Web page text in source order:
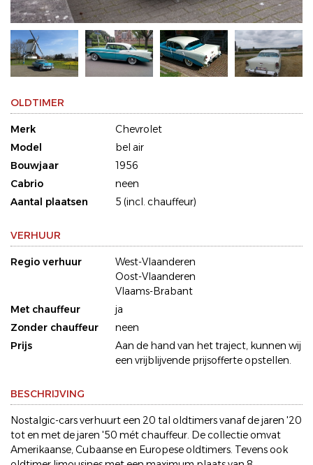
OLDTIMER
Merk
Chevrolet
Model
bel air
Bouwjaar
1956
Cabrio
neen
Aantal plaatsen
5 (incl. chauffeur)
VERHUUR
Regio verhuur
West-Vlaanderen
Oost-Vlaanderen
Vlaams-Brabant
Met chauffeur
ja
Zonder chauffeur
neen
Prijs
Aan de hand van het traject, kunnen wij
een vrijblijvende prijsofferte opstellen.
BESCHRIJVING
Nostalgic-cars verhuurt een 20 tal oldtimers vanaf de jaren '20
tot en met de jaren '50 mét chauffeur. De collectie omvat
Amerikaanse, Cubaanse en Europese oldtimers. Tevens ook